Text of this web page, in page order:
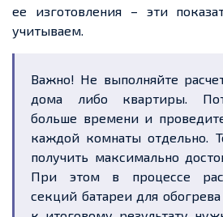
ее изготовления – эти
учитываем.
Важно! Не выполняйте
дома либо квартиры.
больше времени и
каждой комнаты отдельно.
получить максимально
При этом в процессе
секций батареи для